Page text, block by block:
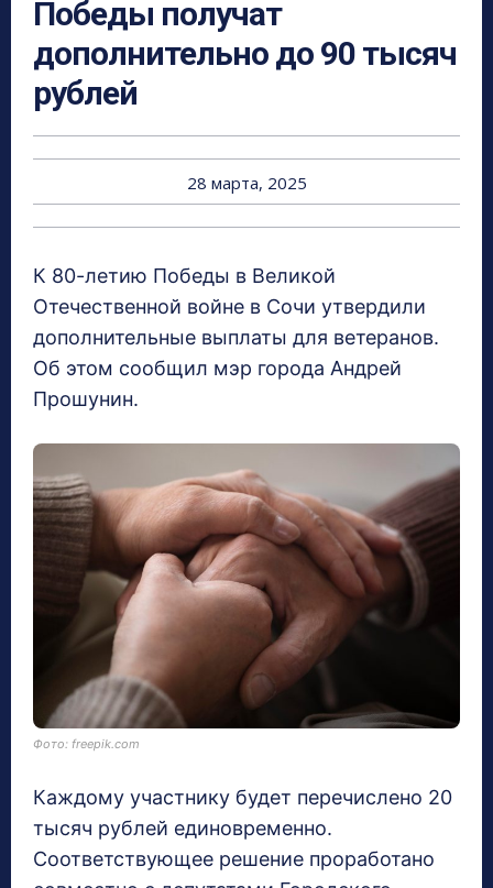
Победы получат
дополнительно до 90 тысяч
рублей
28 марта, 2025
К 80-летию Победы в Великой
Отечественной войне в Сочи утвердили
дополнительные выплаты для ветеранов.
Об этом сообщил мэр города Андрей
Прошунин.
Фото: freepik.com
Каждому участнику будет перечислено 20
тысяч рублей единовременно.
Соответствующее решение проработано